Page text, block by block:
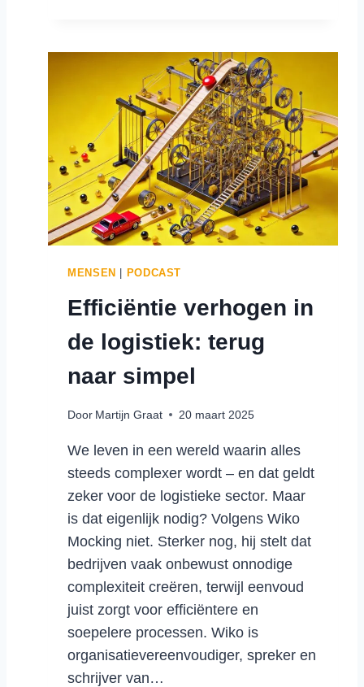
G
I
E
E
N
V
A
S
T
O
D
N
T
R
O
D
U
C
E
E
R
T
A
S
L
I
N
E
K
A
A
R
T
T
E
MENSEN PODCAST
Efficiëntie verhogen in
de logistiek: terug
naar simpel
Door Martijn Graat 20 maart 2025
We leven in een wereld waarin alles
steeds complexer wordt – en dat geldt
zeker voor de logistieke sector. Maar
is dat eigenlijk nodig? Volgens Wiko
Mocking niet. Sterker nog, hij stelt dat
bedrijven vaak onbewust onnodige
complexiteit creëren, terwijl eenvoud
juist zorgt voor efficiëntere en
soepelere processen. Wiko is
organisatievereenvoudiger, spreker en
schrijver van…